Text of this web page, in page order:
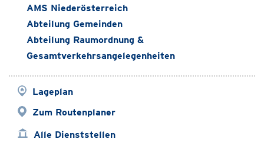
AMS Niederösterreich
Abteilung Gemeinden
Abteilung Raumordnung &
Gesamtverkehrsangelegenheiten
Lageplan
Zum Routenplaner
Alle Dienststellen